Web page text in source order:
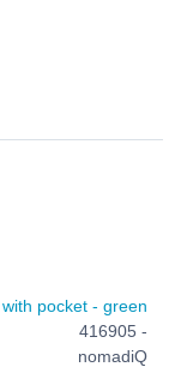
pocket - green
416905 -
nomadiQ